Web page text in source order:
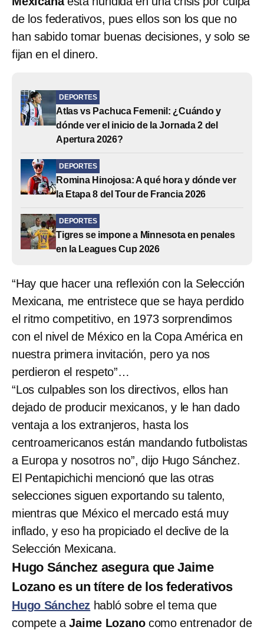
de los federativos, pues ellos son los que no
han sabido tomar buenas decisiones, y solo se
fijan en el dinero.
DEPORTES
Atlas vs Pachuca Femenil: ¿Cuándo y
dónde ver el inicio de la Jornada 2 del
Apertura 2026?
DEPORTES
Romina Hinojosa: A qué hora y dónde ver
la Etapa 8 del Tour de Francia 2026
DEPORTES
Tigres se impone a Minnesota en penales
en la Leagues Cup 2026
“Hay que hacer una reflexión con la Selección
Mexicana, me entristece que se haya perdido
el ritmo competitivo, en 1973 sorprendimos
con el nivel de México en la Copa América en
nuestra primera invitación, pero ya nos
perdieron el respeto”…
“Los culpables son los directivos, ellos han
dejado de producir mexicanos, y le han dado
ventaja a los extranjeros, hasta los
centroamericanos están mandando futbolistas
a Europa y nosotros no”, dijo Hugo Sánchez.
El Pentapichichi mencionó que las otras
selecciones siguen exportando su talento,
mientras que México el mercado está muy
inflado, y eso ha propiciado el declive de la
Selección Mexicana.
Hugo Sánchez asegura que Jaime
Lozano es un títere de los federativos
Hugo Sánchez habló sobre el tema que
compete aJaime Lozanocomo entrenador de